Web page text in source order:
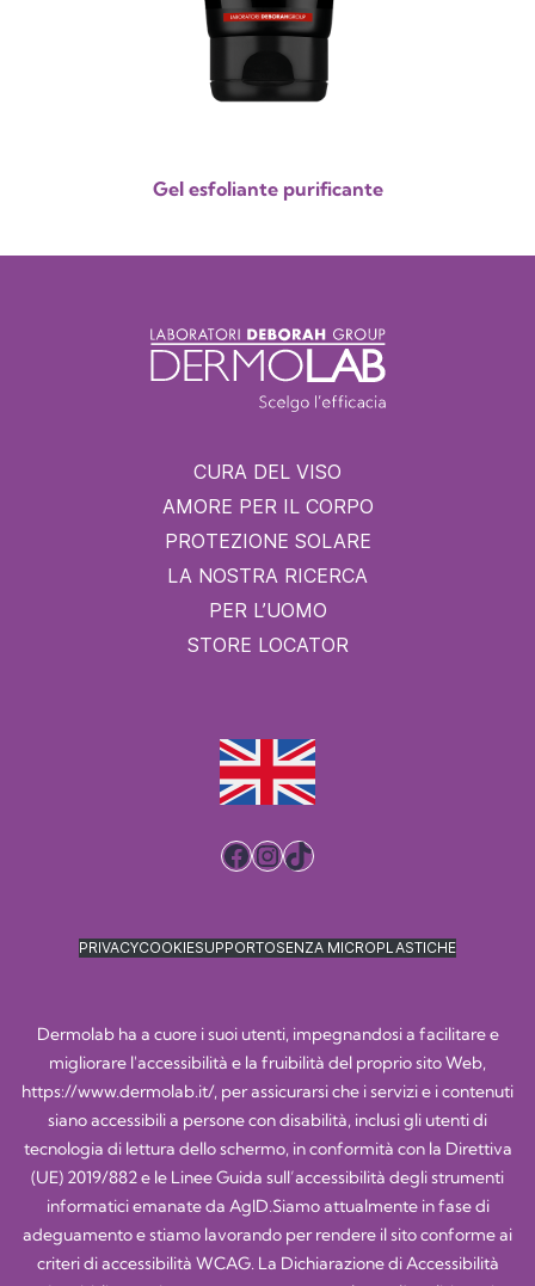
Gel esfoliante purificante
CURA DEL VISO
AMORE PER IL CORPO
PROTEZIONE SOLARE
LA NOSTRA RICERCA
PER L’UOMO
STORE LOCATOR
Facebook
Instagram
TikTok
PRIVACYCOOKIESUPPORTOSENZA MICROPLASTICHE
Dermolab ha a cuore i suoi utenti, impegnandosi a facilitare e
migliorare l'accessibilità e la fruibilità del proprio sito Web,
https://www.dermolab.it/, per assicurarsi che i servizi e i contenuti
siano accessibili a persone con disabilità, inclusi gli utenti di
tecnologia di lettura dello schermo, in conformità con la Direttiva
(UE) 2019/882 e le Linee Guida sull’accessibilità degli strumenti
informatici emanate da AgID.Siamo attualmente in fase di
adeguamento e stiamo lavorando per rendere il sito conforme ai
criteri di accessibilità WCAG. La Dichiarazione di Accessibilità